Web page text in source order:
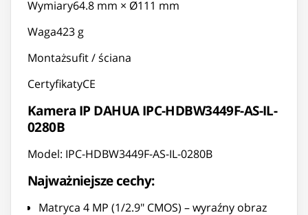
Wymiary64.8 mm × Ø111 mm
Waga423 g
Montażsufit / ściana
CertyfikatyCE
Kamera IP DAHUA IPC-HDBW3449F-AS-IL-
0280B
Model: IPC-HDBW3449F-AS-IL-0280B
Najważniejsze cechy:
Matryca 4 MP (1/2.9" CMOS) – wyraźny obraz